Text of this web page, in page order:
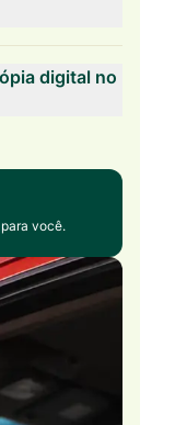
digital no
você.